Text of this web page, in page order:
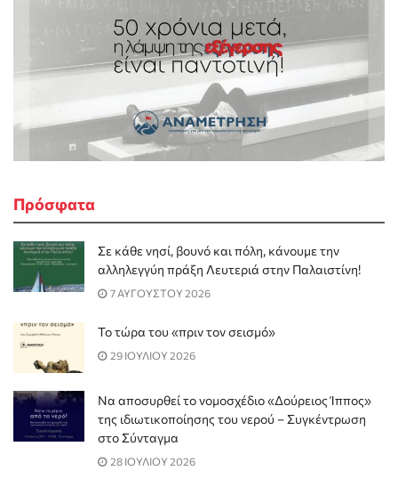
Πρόσφατα
Σε κάθε νησί, βουνό και πόλη, κάνουμε την
αλληλεγγύη πράξη Λευτεριά στην Παλαιστίνη!
7 ΑΥΓΟΥΣΤΟΥ 2026
Το τώρα του «πριν τον σεισμό»
29 ΙΟΥΛΙΟΥ 2026
Να αποσυρθεί το νομοσχέδιο «Δούρειος Ίππος»
της ιδιωτικοποίησης του νερού – Συγκέντρωση
στο Σύνταγμα
28 ΙΟΥΛΙΟΥ 2026